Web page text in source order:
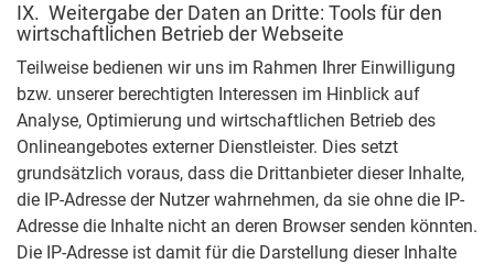
IX. Weitergabe der Daten an Dritte: Tools für den
wirtschaftlichen Betrieb der Webseite
Teilweise bedienen wir uns im Rahmen Ihrer Einwilligung
bzw. unserer berechtigten Interessen im Hinblick auf
Analyse, Optimierung und wirtschaftlichen Betrieb des
Onlineangebotes externer Dienstleister. Dies setzt
grundsätzlich voraus, dass die Drittanbieter dieser Inhalte,
die IP-Adresse der Nutzer wahrnehmen, da sie ohne die IP-
Adresse die Inhalte nicht an deren Browser senden könnten.
Die IP-Adresse ist damit für die Darstellung dieser Inhalte